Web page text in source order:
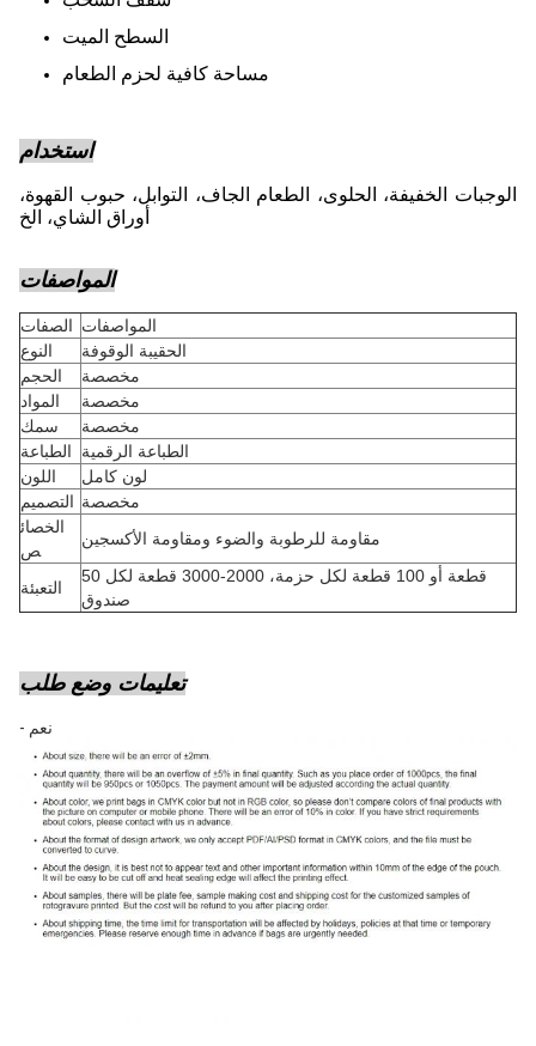
السطح الميت
مساحة كافية لحزم الطعام
استخدام
الوجبات الخفيفة، الحلوى، الطعام الجاف، التوابل، حبوب القهوة،
أوراق الشاي، الخ
المواصفات
الصفات المواصفات
النوع
الحقيبة الوقوفة
الحجم
مخصصة
المواد
مخصصة
سمك
مخصصة
الطباعة
الطباعة الرقمية
اللون
لون كامل
التصميم مخصصة
الخصائ
ص
مقاومة للرطوبة والضوء ومقاومة الأكسجين
التعبئة
50 قطعة أو 100 قطعة لكل حزمة، 2000-3000 قطعة لكل
صندوق
تعليمات وضع طلب
- نعم